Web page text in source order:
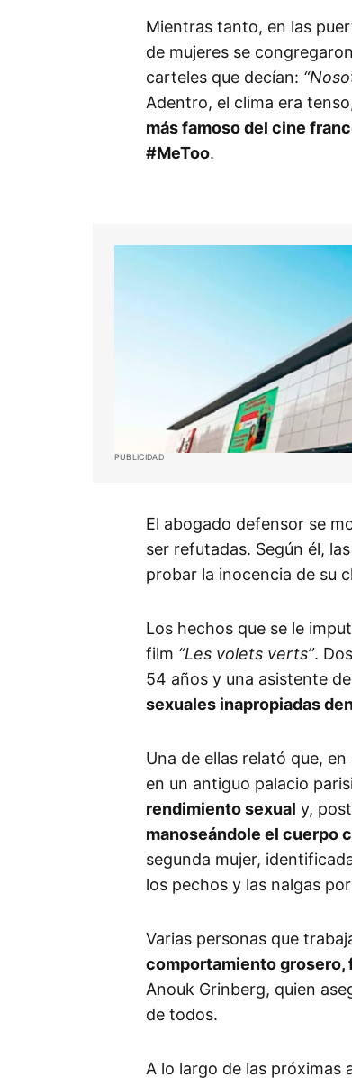
Mientras tanto, en las
de mujeres se
carteles que decían:
Adentro, el clima era
más famoso del cine
#MeToo.
PUBLICIDAD
El abogado defensor se
ser refutadas. Según él,
probar la inocencia de su
Los hechos que se le
film “Les volets verts”.
54 años y una asistente
sexuales inapropiadas
Una de ellas relató que,
en un antiguo palacio
rendimiento sexual y,
manoseándole el cuerpo
segunda mujer,
los pechos y las nalgas
Varias personas que
comportamiento grosero,
Anouk Grinberg, quien
de todos.
A lo largo de las próximas